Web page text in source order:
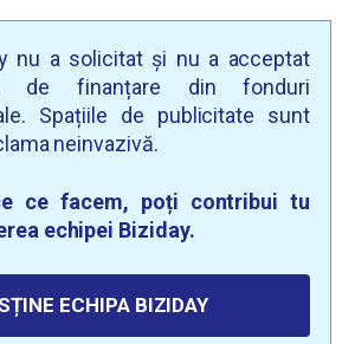
nu a solicitat și nu a acceptat
de finanțare din fonduri
Spațiile de publicitate sunt
neinvazivă.
ce facem, poți contribui tu
echipei Biziday.
ECHIPA BIZIDAY